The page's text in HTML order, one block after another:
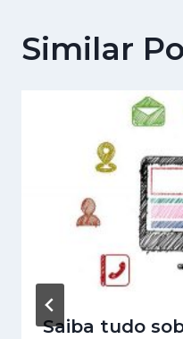
Similar
Saiba tudo